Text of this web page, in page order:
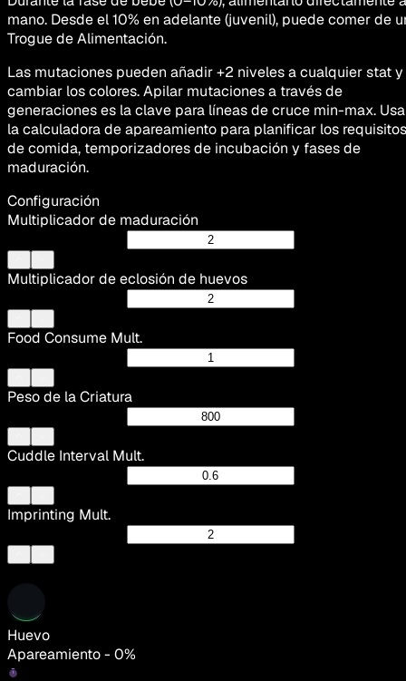
mano. Desde el 10% en adelante (juvenil), puede comer de
Trogue de Alimentación.
Las mutaciones pueden añadir +2 niveles a cualquier stat y
cambiar los colores. Apilar mutaciones a través de
generaciones es la clave para líneas de cruce min-max. Usa
la calculadora de apareamiento para planificar los requisitos
de comida, temporizadores de incubación y fases de
maduración.
Configuración
Multiplicador de maduración
Multiplicador de eclosión de huevos
Food Consume Mult.
Peso de la Criatura
Cuddle Interval Mult.
Imprinting Mult.
Huevo
Apareamiento - 0%